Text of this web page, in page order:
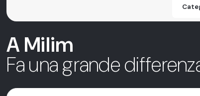
A Milim
Fa una grande